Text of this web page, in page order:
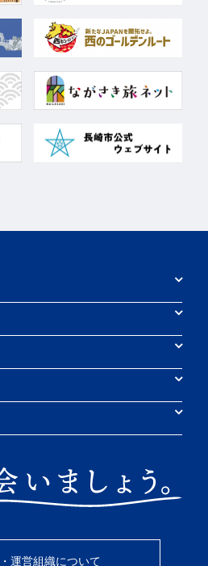
運営組織について